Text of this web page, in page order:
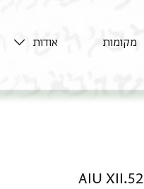
מקומות אודות
AIU XII.52